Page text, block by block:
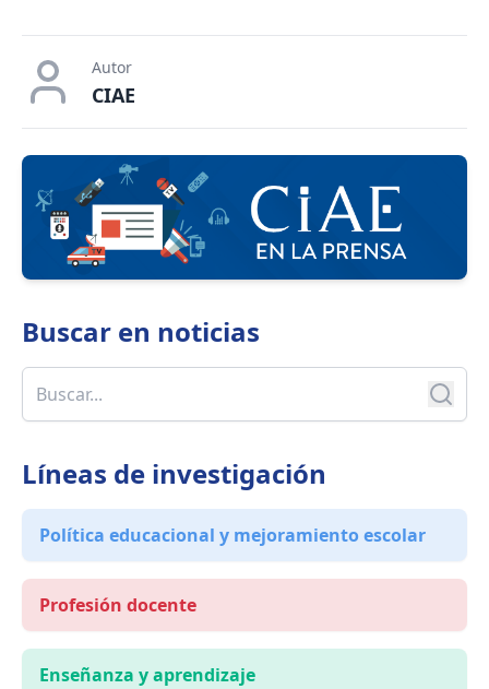
Autor
CIAE
Buscar en noticias
Líneas de investigación
Política educacional y mejoramiento escolar
Profesión docente
Enseñanza y aprendizaje